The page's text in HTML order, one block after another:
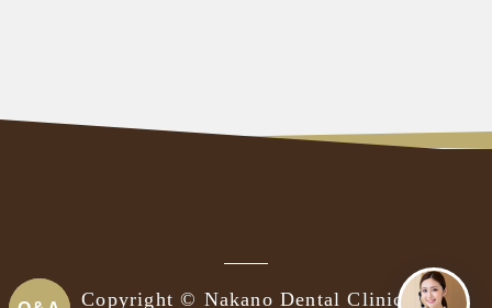
Copyright © Nakano Dental Clinic.